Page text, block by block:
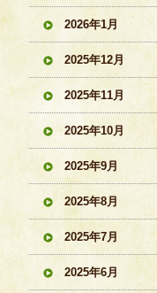
2026年1月
2025年12月
2025年11月
2025年10月
2025年9月
2025年8月
2025年7月
2025年6月